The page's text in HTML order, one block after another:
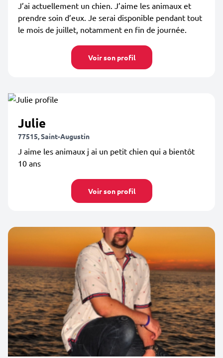
J’ai actuellement un chien. J’aime les animaux et
prendre soin d’eux. Je serai disponible pendant tout
le mois de juillet, notamment en fin de journée.
Voir son profil
Julie
77515, Saint-Augustin
J aime les animaux j ai un petit chien qui a bientôt
10 ans
Voir son profil